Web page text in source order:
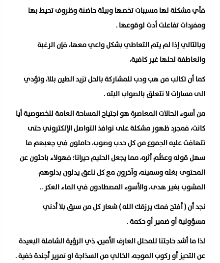
فأي مشكلة لها مسببات تخصها وبيئة حاضنة وظروف تحيط بها
ومفردات تفاعلت أدت لوقوعها .
وبالتالي إذا لم يتم التعاطي بشكل واعي معها، فإن الرغبة
والعاطفة لحلها غير كافية،
كما أن تكالب من هب ودب للمشاركة بالحل تزيد الطين بللا، وتؤدي
الى مسارات لا تتعلق بالصواب البته .
من أسوء الحالات المعاصرة هو اجتياح المساحة العامة للخصوصية أيا
كانت، فمجرد ظهور مشكلة على نوافذ التواصل الإلكتروني حتى
تتهافت عليه الجموع من كل حدب وصوب، حاملون في جعبهم ما
سهل قوله وعظُم أثره، مما يجعل الحليم حيرانا؛ فهولاء باحثون عن
المحتوى بغثه وسمينه، وآخرون مع كل ناعق يدلون بدلوهم
المشوب بغير هدى، والأسوء المصطادون في الماء العكر ..
نجد أن ( أفتح فمك يرزقك الله ) شعار كل من سبق بلا أدني
مسؤولية أو ضمير أو حكمة .
لذا ما أشد حاجتنا للمحلل العارف الأمين، ذي الرؤية الشاملة البعيدة
عن التحيز أو ركوب الموجه، الخالي من السذاجة او تمرير أجندة خفية .